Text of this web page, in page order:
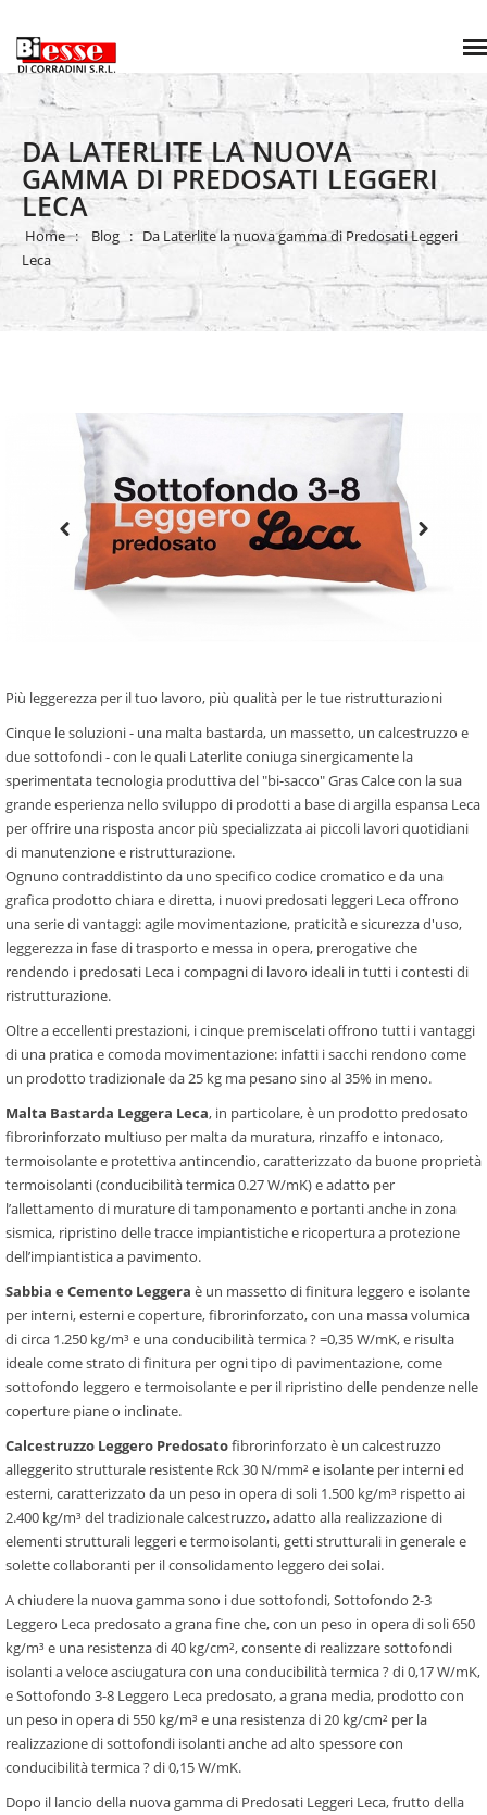
DA LATERLITE LA NUOVA
GAMMA DI PREDOSATI LEGGERI
LECA
Home Blog
Da Laterlite la nuova gamma di Predosati Leggeri
Leca
Più leggerezza per il tuo lavoro, più qualità per le tue ristrutturazioni
Cinque le soluzioni - una malta bastarda, un massetto, un calcestruzzo e
due sottofondi - con le quali Laterlite coniuga sinergicamente la
sperimentata tecnologia produttiva del "bi-sacco" Gras Calce con la sua
grande esperienza nello sviluppo di prodotti a base di argilla espansa Leca
per offrire una risposta ancor più specializzata ai piccoli lavori quotidiani
di manutenzione e ristrutturazione.
Ognuno contraddistinto da uno specifico codice cromatico e da una
grafica prodotto chiara e diretta, i nuovi predosati leggeri Leca offrono
una serie di vantaggi: agile movimentazione, praticità e sicurezza d'uso,
leggerezza in fase di trasporto e messa in opera, prerogative che
rendendo i predosati Leca i compagni di lavoro ideali in tutti i contesti di
ristrutturazione.
Oltre a eccellenti prestazioni, i cinque premiscelati offrono tutti i vantaggi
di una pratica e comoda movimentazione: infatti i sacchi rendono come
un prodotto tradizionale da 25 kg ma pesano sino al 35% in meno.
Malta Bastarda Leggera Leca, in particolare, è un prodotto predosato
fibrorinforzato multiuso per malta da muratura, rinzaffo e intonaco,
termoisolante e protettiva antincendio, caratterizzato da buone proprietà
termoisolanti (conducibilità termica 0.27 W/mK) e adatto per
l’allettamento di murature di tamponamento e portanti anche in zona
sismica, ripristino delle tracce impiantistiche e ricopertura a protezione
dell’impiantistica a pavimento.
Sabbia e Cemento Leggera è un massetto di finitura leggero e isolante
per interni, esterni e coperture, fibrorinforzato, con una massa volumica
di circa 1.250 kg/m³ e una conducibilità termica ? =0,35 W/mK, e risulta
ideale come strato di finitura per ogni tipo di pavimentazione, come
sottofondo leggero e termoisolante e per il ripristino delle pendenze nelle
coperture piane o inclinate.
Calcestruzzo Leggero Predosatofibrorinforzato è un calcestruzzo
alleggerito strutturale resistente Rck 30 N/mm² e isolante per interni ed
esterni, caratterizzato da un peso in opera di soli 1.500 kg/m³ rispetto ai
2.400 kg/m³ del tradizionale calcestruzzo, adatto alla realizzazione di
elementi strutturali leggeri e termoisolanti, getti strutturali in generale e
solette collaboranti per il consolidamento leggero dei solai.
A chiudere la nuova gamma sono i due sottofondi, Sottofondo 2-3
Leggero Leca predosato a grana fine che, con un peso in opera di soli 650
kg/m³ e una resistenza di 40 kg/cm², consente di realizzare sottofondi
isolanti a veloce asciugatura con una conducibilità termica ? di 0,17 W/mK,
e Sottofondo 3-8 Leggero Leca predosato, a grana media, prodotto con
un peso in opera di 550 kg/m³ e una resistenza di 20 kg/cm² per la
realizzazione di sottofondi isolanti anche ad alto spessore con
conducibilità termica ? di 0,15 W/mK.
Dopo il lancio della nuova gamma di Predosati Leggeri Leca, frutto della